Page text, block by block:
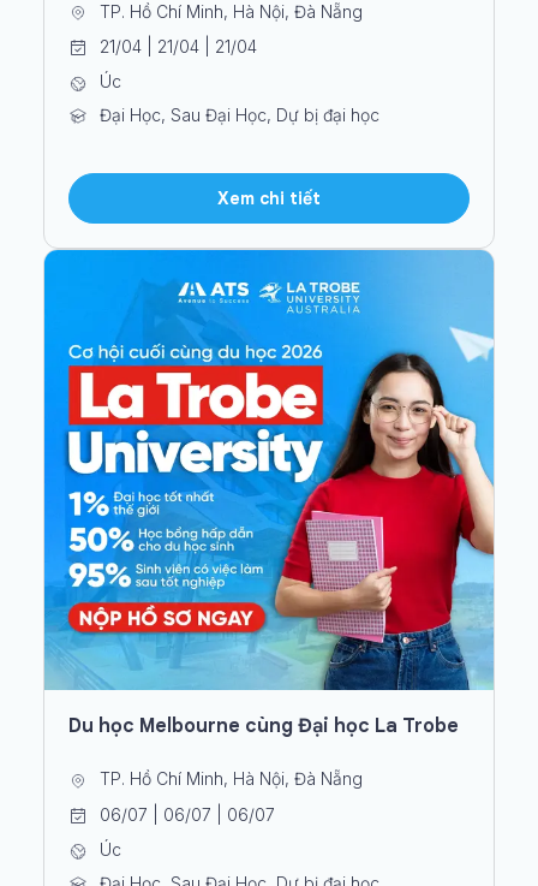
TP. Hồ Chí Minh, Hà Nội, Đà Nẵng
21/04 | 21/04 | 21/04
Úc
Đại Học, Sau Đại Học, Dự bị đại học
Xem chi tiết
Du học Melbourne cùng Đại học La Trobe
TP. Hồ Chí Minh, Hà Nội, Đà Nẵng
06/07 | 06/07 | 06/07
Úc